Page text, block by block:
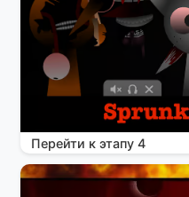
Перейти к этапу 4